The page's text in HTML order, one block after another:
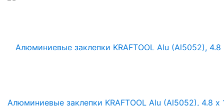
Алюминиевые заклепки KRAFTOOL Alu (Al5052), 4.8 х